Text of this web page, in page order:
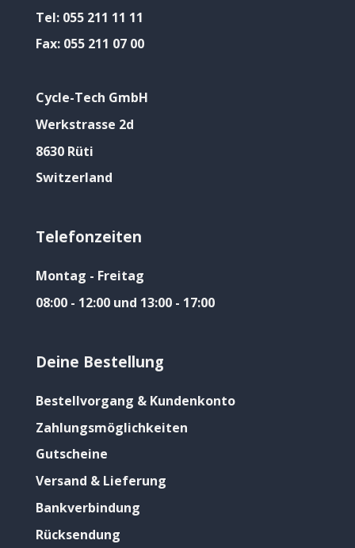
Tel: 055 211 11 11
Fax: 055 211 07 00
Cycle-Tech GmbH
Werkstrasse 2d
8630 Rüti
Switzerland
Telefonzeiten
Montag - Freitag
08:00 - 12:00 und 13:00 - 17:00
Deine Bestellung
Bestellvorgang & Kundenkonto
Zahlungsmöglichkeiten
Gutscheine
Versand & Lieferung
Bankverbindung
Rücksendung